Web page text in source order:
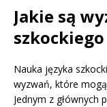
Jakie są
Nauka języka
wyzwań, które
Jednym z głównych